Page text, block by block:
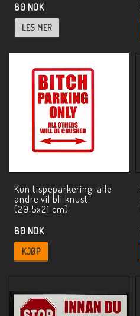
80 NOK
LES MER
Kun tispeparkering, alle
andre vil bli knust.
(29,5x21 cm)
80 NOK
KJØP